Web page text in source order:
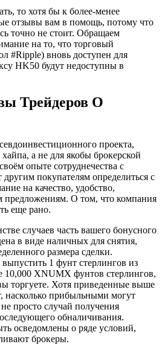
то хотя бы к более-менее
отзывы вам в помощь, потому что
точно не стоит. Обращаем
на то, что торговый
#Ripple) вновь доступен для
HK50 будут недоступны в
Трейдеров О
проекта,
а не для якобы брокерской
опыте сотруднечества с
покупателям определиться с
на качество, удобство,
предложениям. О том, что компания
еще рано.
случаев часть вашего бонусного
в виде наличных для снятия,
размера сделки.
1 фунт стерлингов из
10,000 XNUMX фунтов стерлингов,
торгуете. Хотя приведенные выше
насколько прибыльными могут
просто случай получения
обналичивания.
осведомлены о ряде условий,
брокеры.